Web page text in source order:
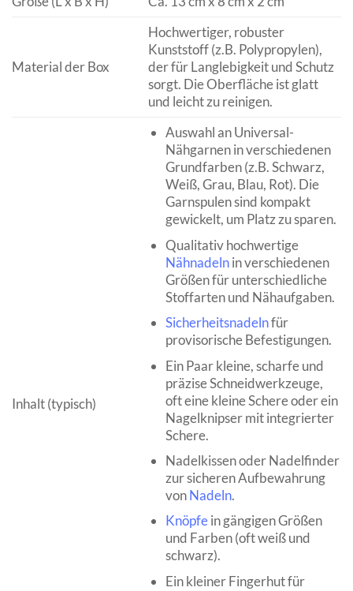
Material der Box
Hochwertiger, robuster
Kunststoff (z.B. Polypropylen),
der für Langlebigkeit und Schutz
sorgt. Die Oberfläche ist glatt
und leicht zu reinigen.
Inhalt (typisch)
Auswahl an Universal-
Nähgarnen in verschiedenen
Grundfarben (z.B. Schwarz,
Weiß, Grau, Blau, Rot). Die
Garnspulen sind kompakt
gewickelt, um Platz zu sparen.
Qualitativ hochwertige
Nähnadelnin verschiedenen
Größen für unterschiedliche
Stoffarten und Nähaufgaben.
Sicherheitsnadelnfür
provisorische Befestigungen.
Ein Paar kleine, scharfe und
präzise Schneidwerkzeuge,
oft eine kleine Schere oder ein
Nagelknipser mit integrierter
Schere.
Nadelkissen oder Nadelfinder
zur sicheren Aufbewahrung
vonNadeln.
Knöpfein gängigen Größen
und Farben (oft weiß und
schwarz).
Ein kleiner Fingerhut für